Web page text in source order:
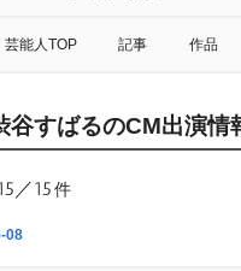
芸能人TOP 記事 作品
谷すばるのCM出演情
／15件
08